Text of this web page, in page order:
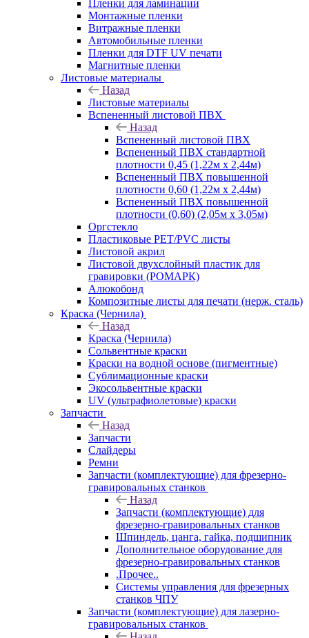
Пленки для ламинации
Монтажные пленки
Витражные пленки
Автомобильные пленки
Пленки для DTF UV печати
Магнитные пленки
Листовые материалы
Назад
Листовые материалы
Вспененный листовой ПВХ
Назад
Вспененный листовой ПВХ
Вспененный ПВХ стандартной
плотности 0,45 (1,22м х 2,44м)
Вспененный ПВХ повышенной
плотности 0,60 (1,22м х 2,44м)
Вспененный ПВХ повышенной
плотности (0,60) (2,05м х 3,05м)
Оргстекло
Пластиковые PET/PVC листы
Листовой акрил
Листовой двухслойный пластик для
гравировки (РОМАРК)
Алюкобонд
Композитные листы для печати (нерж. сталь)
Краска (Чернила)
Назад
Краска (Чернила)
Сольвентные краски
Краски на водной основе (пигментные)
Сублимационные краски
Экосольвентные краски
UV (ультрафиолетовые) краски
Запчасти
Назад
Запчасти
Слайдеры
Ремни
Запчасти (комплектующие) для фрезерно-
гравировальных станков
Назад
Запчасти (комплектующие) для
фрезерно-гравировальных станков
Шпиндель, цанга, гайка, подшипник
Дополнительное оборудование для
фрезерно-гравировальных станков
.Прочее..
Системы управления для фрезерных
станков ЧПУ
Запчасти (комплектующие) для лазерно-
гравировальных станков